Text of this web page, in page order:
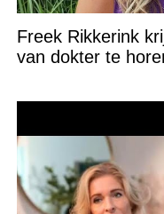
Freek Rikkerink
van dokter te